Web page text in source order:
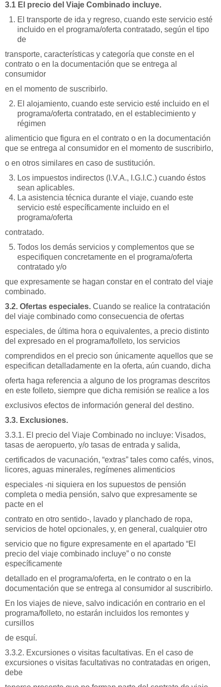
3.1 El precio del Viaje Combinado incluye.
El transporte de ida y regreso, cuando este servicio esté
incluido en el programa/oferta contratado, según el tipo
de
transporte, características y categoría que conste en el
contrato o en la documentación que se entrega al
consumidor
en el momento de suscribirlo.
El alojamiento, cuando este servicio esté incluido en el
programa/oferta contratado, en el establecimiento y
régimen
alimenticio que figura en el contrato o en la documentación
que se entrega al consumidor en el momento de suscribirlo,
o en otros similares en caso de sustitución.
Los impuestos indirectos (I.V.A., I.G.I.C.) cuando éstos
sean aplicables.
La asistencia técnica durante el viaje, cuando este
servicio esté específicamente incluido en el
programa/oferta
contratado.
Todos los demás servicios y complementos que se
especifiquen concretamente en el programa/oferta
contratado y/o
que expresamente se hagan constar en el contrato del viaje
combinado.
3.2. Ofertas especiales. Cuando se realice la contratación
del viaje combinado como consecuencia de ofertas
especiales, de última hora o equivalentes, a precio distinto
del expresado en el programa/folleto, los servicios
comprendidos en el precio son únicamente aquellos que se
especifican detalladamente en la oferta, aún cuando, dicha
oferta haga referencia a alguno de los programas descritos
en este folleto, siempre que dicha remisión se realice a los
exclusivos efectos de información general del destino.
3.3. Exclusiones.
3.3.1. El precio del Viaje Combinado no incluye: Visados,
tasas de aeropuerto, y/o tasas de entrada y salida,
certificados de vacunación, “extras” tales como cafés, vinos,
licores, aguas minerales, regímenes alimenticios
especiales -ni siquiera en los supuestos de pensión
completa o media pensión, salvo que expresamente se
pacte en el
contrato en otro sentido-, lavado y planchado de ropa,
servicios de hotel opcionales, y, en general, cualquier otro
servicio que no figure expresamente en el apartado “El
precio del viaje combinado incluye” o no conste
específicamente
detallado en el programa/oferta, en le contrato o en la
documentación que se entrega al consumidor al suscribirlo.
En los viajes de nieve, salvo indicación en contrario en el
programa/folleto, no estarán incluidos los remontes y
cursillos
de esquí.
3.3.2. Excursiones o visitas facultativas. En el caso de
excursiones o visitas facultativas no contratadas en origen,
debe